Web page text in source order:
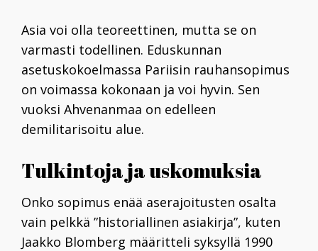
Asia voi olla teoreettinen, mutta se on
varmasti todellinen. Eduskunnan
asetuskokoelmassa Pariisin rauhansopimus
on voimassa kokonaan ja voi hyvin. Sen
vuoksi Ahvenanmaa on edelleen
demilitarisoitu alue.
Tulkintoja ja uskomuksia
Onko sopimus enää aserajoitusten osalta
vain pelkkä ”historiallinen asiakirja”, kuten
Jaakko Blomberg määritteli syksyllä 1990